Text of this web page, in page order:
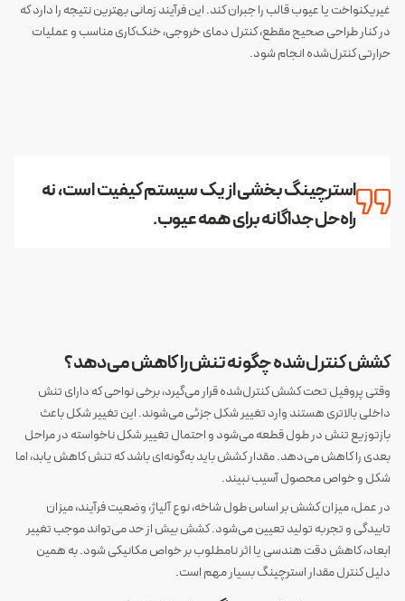
غیریکنواخت یا عیوب قالب را جبران کند. این فرآیند زمانی بهترین نتیجه را دارد که
در کنار طراحی صحیح مقطع، کنترل دمای خروجی، خنک‌کاری مناسب و عملیات
حرارتی کنترل‌شده انجام شود.
استرچینگ بخشی از یک سیستم کیفیت است، نه
راه‌حل جداگانه برای همه عیوب.
کشش کنترل‌شده چگونه تنش را کاهش می‌دهد؟
وقتی پروفیل تحت کشش کنترل‌شده قرار می‌گیرد، برخی نواحی که دارای تنش
داخلی بالاتری هستند وارد تغییر شکل جزئی می‌شوند. این تغییر شکل باعث
بازتوزیع تنش در طول قطعه می‌شود و احتمال تغییر شکل ناخواسته در مراحل
بعدی را کاهش می‌دهد. مقدار کشش باید به‌گونه‌ای باشد که تنش کاهش یابد، اما
شکل و خواص محصول آسیب نبیند.
در عمل، میزان کشش بر اساس طول شاخه، نوع آلیاژ، وضعیت فرآیند، میزان
تابیدگی و تجربه تولید تعیین می‌شود. کشش بیش از حد می‌تواند موجب تغییر
ابعاد، کاهش دقت هندسی یا اثر نامطلوب بر خواص مکانیکی شود. به همین
دلیل کنترل مقدار استرچینگ بسیار مهم است.